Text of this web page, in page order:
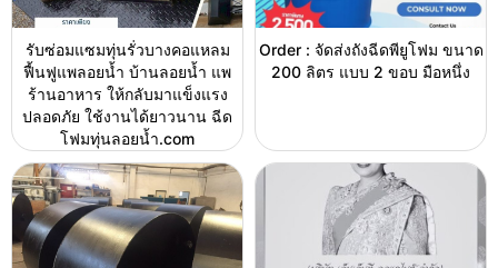
รับซ่อมแซมทุ่นรั่วบางคอแหลม
ฟื้นฟูแพลอยน้ำ บ้านลอยน้ำ แพ
ร้านอาหาร ให้กลับมาแข็งแรง
ปลอดภัย ใช้งานได้ยาวนาน ฉีด
โฟมทุ่นลอยน้ำ.com
Order : จัดส่งถังฉีดพียูโฟม ขนาด
200 ลิตร แบบ 2 ขอบ มือหนึ่ง